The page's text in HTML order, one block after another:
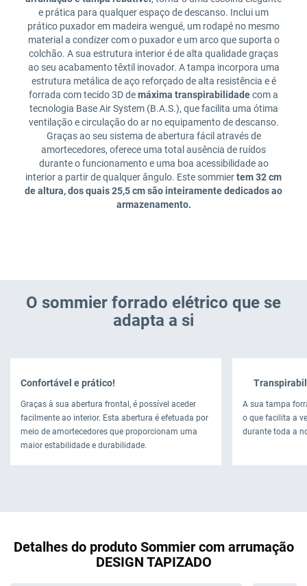
e prática para qualquer espaço de descanso. Inclui um
prático puxador em madeira wengué, um rodapé no mesmo
material a condizer com o puxador e um arco que suporta o
colchão. A sua estrutura interior é de alta qualidade graças
ao seu acabamento têxtil inovador. A tampa incorpora uma
estrutura metálica de aço reforçado de alta resistência e é
forrada com tecido 3D demáxima transpirabilidadecom a
tecnologia Base Air System (B.A.S.), que facilita uma ótima
ventilação e circulação do ar no equipamento de descanso.
Graças ao seu sistema de abertura fácil através de
amortecedores, oferece uma total ausência de ruídos
durante o funcionamento e uma boa acessibilidade ao
interior a partir de qualquer ângulo. Este sommiertem 32 cm
de altura, dos quais 25,5 cm são inteiramente dedicados ao
armazenamento.
O sommier forrado elétrico que se
adapta a si
Confortável e prático!
Graças à sua abertura frontal, é possível aceder
facilmente ao interior. Esta abertura é efetuada por
meio de amortecedores que proporcionam uma
maior estabilidade e durabilidade.
A sua tampa
o que facilita a
durante toda a
Detalhes do produto Sommier com arrumação
DESIGN TAPIZADO